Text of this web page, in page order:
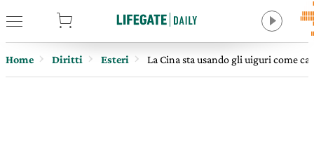
Home Diritti Esteri La Cina sta usando gli uiguri come